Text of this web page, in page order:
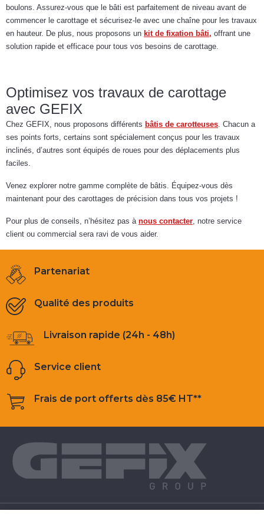
boulons. Assurez-vous que le bâti est parfaitement de niveau avant de
commencer le carottage et sécurisez-le avec une chaîne pour les travaux
en hauteur. De plus, nous proposons un kit de fixation bâti, offrant une
solution rapide et efficace pour tous vos besoins de carottage.
Optimisez vos travaux de carottage
avec GEFIX
Chez GEFIX, nous proposons différents bâtis de carotteuses. Chacun a
ses points forts, certains sont spécialement conçus pour les travaux
inclinés, d’autres sont équipés de roues pour des déplacements plus
faciles.
Venez explorer notre gamme complète de bâtis. Équipez-vous dès
maintenant pour des carottages de précision dans tous vos projets !
Pour plus de conseils, n’hésitez pas à nous contacter, notre service
client ou commercial sera ravi de vous aider.
Partenariat
Qualité des produits
Livraison rapide (24h - 48h)
Service client
Frais de port offerts dès 85€ HT**